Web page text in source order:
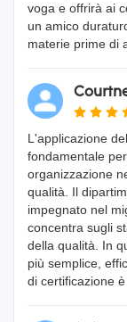
voga e offrirà ai
un amico
materie prime di
L'applicazione
fondamentale
organizzazione
qualità. Il
impegnato nel
concentra sugli
della qualità. In
più semplice,
di certificazione